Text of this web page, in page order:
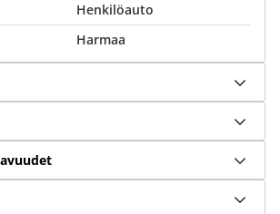
Henkilöauto
Harmaa